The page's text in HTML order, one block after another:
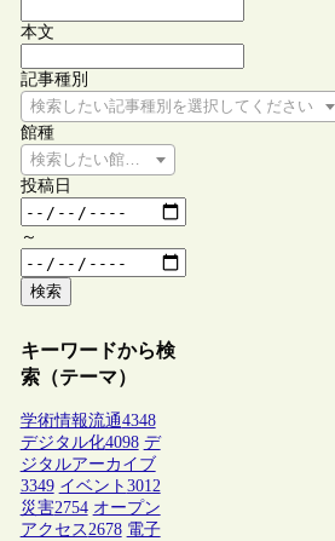
本文
記事種別
検索したい記事種別を選択してください
館種
検索したい館種を選択してください
投稿日
～
検索
キーワードから検
索（テーマ）
学術情報流通4348
デジタル化4098 デ
ジタルアーカイブ
3349 イベント 3012
災害2754 オープン
アクセス2678 電子